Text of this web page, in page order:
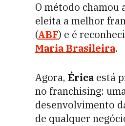
O método chamou
eleita a melhor
(ABF) e é
Maria Brasileira.
Agora, Érica está
no franchising:
desenvolvimento
de qualquer